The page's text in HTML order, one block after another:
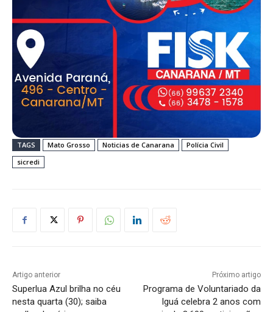
TAGS Mato Grosso Noticias de Canarana
Polícia Civil
sicredi
Artigo anterior
Superlua Azul brilha no céu
nesta quarta (30); saiba
Próximo artigo
Programa de Voluntariado da
Iguá celebra 2 anos com